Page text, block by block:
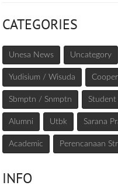
CATEGORIES
Unesa News Uncategory
Yudisium / Wisuda
Sbmptn / Snmptn Student
Alumni Utbk Sarana
Academic Perencanaan
INFO